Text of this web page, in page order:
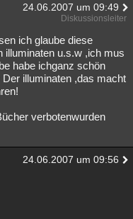
24.06.2007 um 09:49
Diskussionsleiter
ich glaube diese
illuminaten u.s.w ,ich mus
habe ichganz schön
illuminaten ,das macht
verbotenwurden
24.06.2007 um 09:56